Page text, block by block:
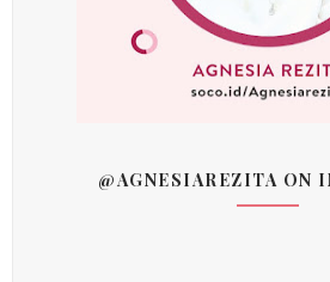
@AGNESIAREZITA ON